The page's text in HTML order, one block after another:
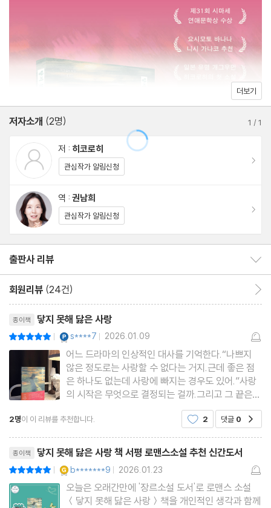
“나의 연인은 다정하다. 이 사람은 분명 내 연인이다. 하지만 그와
아오이 씨라는 여자의 관계는 과연 뭐라고 불러야 할까. 지친 듯 몇
번이나 미안해, 하고 중얼거리는 다쿠야의 다정함과 애정을 마음 깊
이 느끼면서도, 앞으로도 우리는 그녀의 존재에 얽매여 있을 거라는
것도 또렷이 느꼈다. 그래서 또 숨을 제대로 쉴 수 없을 만큼 울었
《닿지 못해 닳은 사랑》은 마냥 낭만적이지도 극적이지도 않은 연애
소설이지만, 감정의 그러데이션을 해상도 높게 그려낸다. 독자는 사
랑을 둘러싸고 흔들리는 감정을 능숙한 심리 묘사로 생생하게 포착
해낸 열여덟 편의 작품을 읽으며, ‘닿지 못해 닳은 사랑’을 새롭게 정
의할 수 있을 것이다. 그리고 마침내 자신의 사랑과도 마주할 수 있
을 것이다.
“검정이 아니라 파랑이군요”
역자 후기
더보기
저자소개 (2명) 1 /1
저 : 히코로히
관심작가 알림신청
역 : 권남희
관심작가 알림신청
출판사 리뷰
회원리뷰 (24건)
종이책 닿지 못해 닳은 사랑
| s****7 | 2026.01.09
어느 드라마의 인상적인 대사를 기억한다.“나쁘지
않은 정도로는 사랑할 수 없다는 거지.근데 좋은 점
은 하나도 없는데 사랑에 빠지는 경우도 있어.”사랑
의 시작은 무엇으로 결정되는 걸까.그리고 그 끝은
또한 무엇으로 정해질까.좋아하고 싶던 대상과는 수
없이 빗겨가던 일들이어째서 좋아할 수 있을 것 같지
않던 대상과는 매번 이토록 쉬울까.연애에서만큼은
시작할 때 빛나던 모든
2명이 이 리뷰를 추천합니다. 2 댓글 0
종이책 닿지 못해 닳은 사랑 책 서평 로맨스소설 추천 신간도서
| b*******9 | 2026.01.23
오늘은 오래간만에 '장르소설 도서'로 로맨스 소설
＜닿지 못해 닳은 사랑＞책을 개인적인 생각과 함께